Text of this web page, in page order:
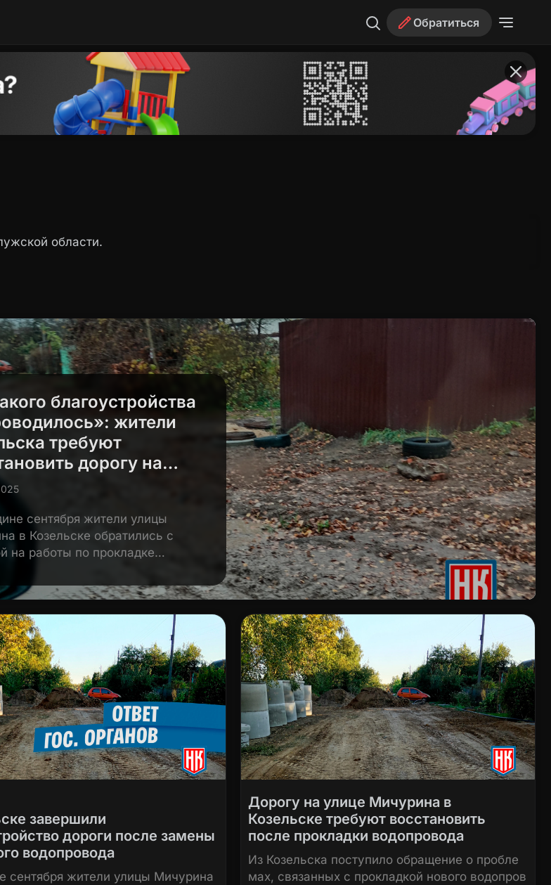
Обратиться
области.
благоустройства
жители
требуют
дорогу на
сентября жители улицы
в Козельске обратились с
на работы по прокладке…
завершили
дороги после замены
водопровода
сентября жители улицы Мичурина
Дорогу на улице Мичурина в
Козельске требуют восстановить
после прокладки водопровода
Из Козельска поступило обращение о пробле
мах, связанных с прокладкой нового водопров